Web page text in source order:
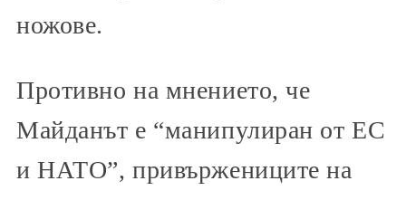
ножове.
Противно на мнението, че
Майданът е “манипулиран от ЕС
и НАТО”, привържениците на